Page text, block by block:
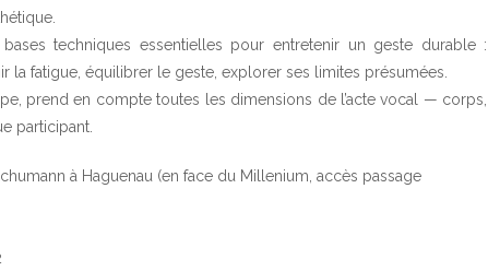
techniques essentielles pour entretenir un geste durable :
fatigue, équilibrer le geste, explorer ses limites présumées.
prend en compte toutes les dimensions de l’acte vocal — corps,
participant.
à Haguenau (en face du Millenium, accès passage